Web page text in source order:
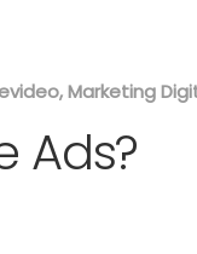
Marketing
Ads?